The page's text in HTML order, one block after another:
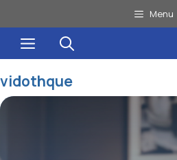
au
contenu
Menu
Menu
vidothque